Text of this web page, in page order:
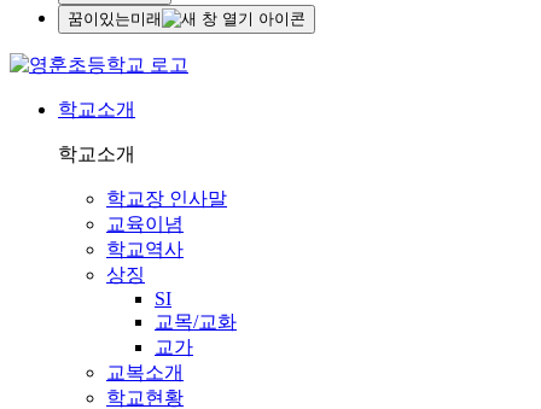
꿈이있는미래
학교소개
학교소개
학교장 인사말
교육이념
학교역사
상징
SI
교목/교화
교가
교복소개
학교현황